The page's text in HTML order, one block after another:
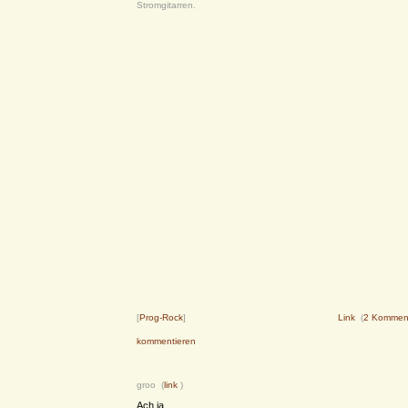
Stromgitarren.
[Prog-Rock] Link (2
kommentieren
groo (link )
Ach ja,